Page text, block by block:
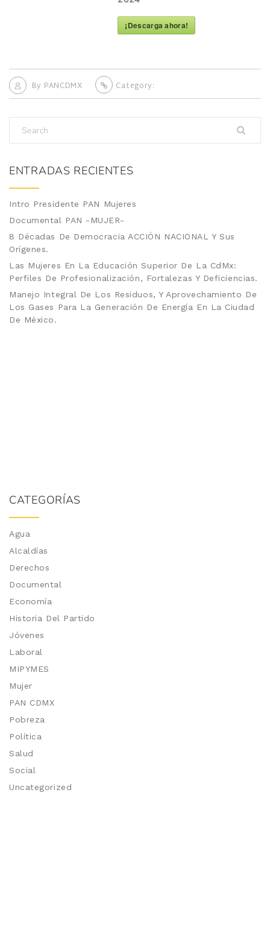
¡Descarga ahora!
By PANCDMX Category:
ENTRADAS RECIENTES
Intro Presidente PAN Mujeres
Documental PAN -MUJER-
8 Décadas De Democracia ACCIÓN NACIONAL Y Sus
Orígenes.
Las Mujeres En La Educación Superior De La CdMx:
Perfiles De Profesionalización, Fortalezas Y Deficiencias.
Manejo Integral De Los Residuos, Y Aprovechamiento De
Los Gases Para La Generación De Energía En La Ciudad
De México.
CATEGORÍAS
Agua
Alcaldías
Derechos
Documental
Economía
Historia Del Partido
Jóvenes
Laboral
MIPYMES
Mujer
PAN CDMX
Pobreza
Política
Salud
Social
Uncategorized